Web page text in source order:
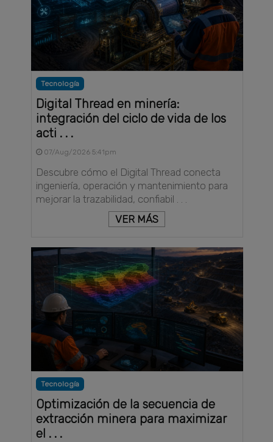
Tecnología
Digital Thread en minería:
integración del ciclo de vida de los
acti . . .
07/Aug/2026 5:41pm
Descubre cómo el Digital Thread conecta
ingeniería, operación y mantenimiento para
mejorar la trazabilidad, confiabil . . .
VER MÁS
Tecnología
Optimización de la secuencia de
extracción minera para maximizar
el . . .